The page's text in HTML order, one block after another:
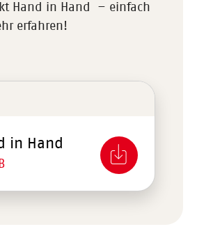
Hand in Hand – einfach
erfahren!
in Hand